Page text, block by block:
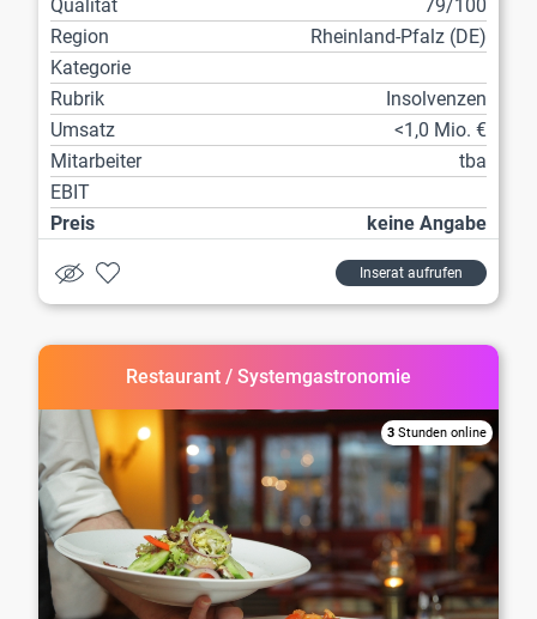
Qualität
79/100
Region
Rheinland-Pfalz (DE)
Kategorie
Rubrik
Insolvenzen
Umsatz
<1,0 Mio. €
Mitarbeiter
tba
EBIT
Preis
keine Angabe
Inserat aufrufen
Restaurant / Systemgastronomie
3 Stunden online